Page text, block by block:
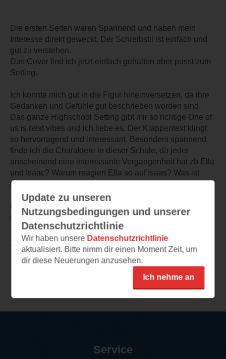
Die ersten Seiten waren Spannend und haben mein
Interesse direkt geweckt. Der Schreibstil ist einfach und
gut zu verstehen.
Das Cover find ich jetzt einfach gehalten aber passt zum
Setting.
Ich konnte mich gut in die Figur hineinversetzen, da ihre
Gedanken und Gefühle gut beschrieben worden sind.
Das ganze Highschool Setting gibt mir so richtige One of
us is next vibes und ich liebe es. Der Klappentext klingt
so hervorragend und interessant. Besonders spannend
finde ich die Charaktere in dieser Schule, da jeder
anscheinend eine interessante Vergangenheit hat zb Ella
und Isaac? Warum reagiert Ella so auf Isaas? Was ist
passiert?
Dieses Buch hat Potenzial für eine tolle Leseerfahrung
und Lesehighlight
TEILEN
Update zu unseren
Nutzungsbedingungen und unserer
Datenschutzrichtlinie
Wir haben unsere Datenschutzrichtlinie
aktualisiert. Bitte nimm dir einen Moment Zeit, um
dir diese Neuerungen anzusehen.
Ich nehme an
Service